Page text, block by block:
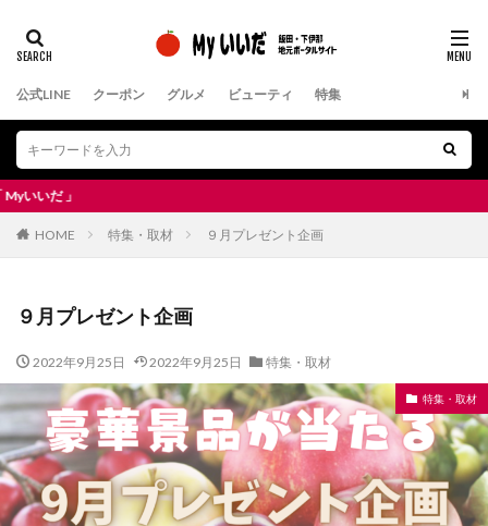
公式LINE クーポン グルメ ビューティ 特集
HOME 特集・取材 ９月プレゼント企画
９月プレゼント企画
2022年9月25日 2022年9月25日 特集・取材
特集・取材